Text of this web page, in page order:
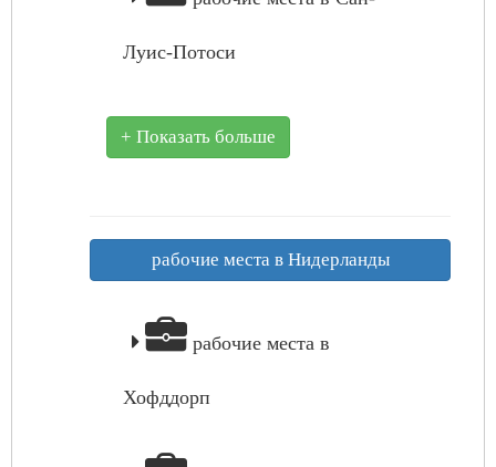
Луис-Потоси
+ Показать больше
рабочие места в Нидерланды
рабочие места в
Хофддорп